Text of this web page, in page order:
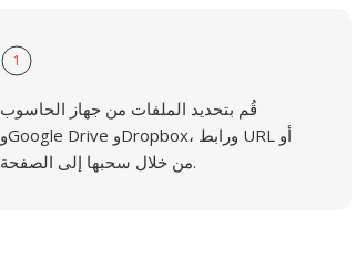
1
قُم بتحديد الملفات من جهاز الحاسوب
وGoogle Drive وDropbox، ورابط URL أو
من خلال سحبها إلى الصفحة.